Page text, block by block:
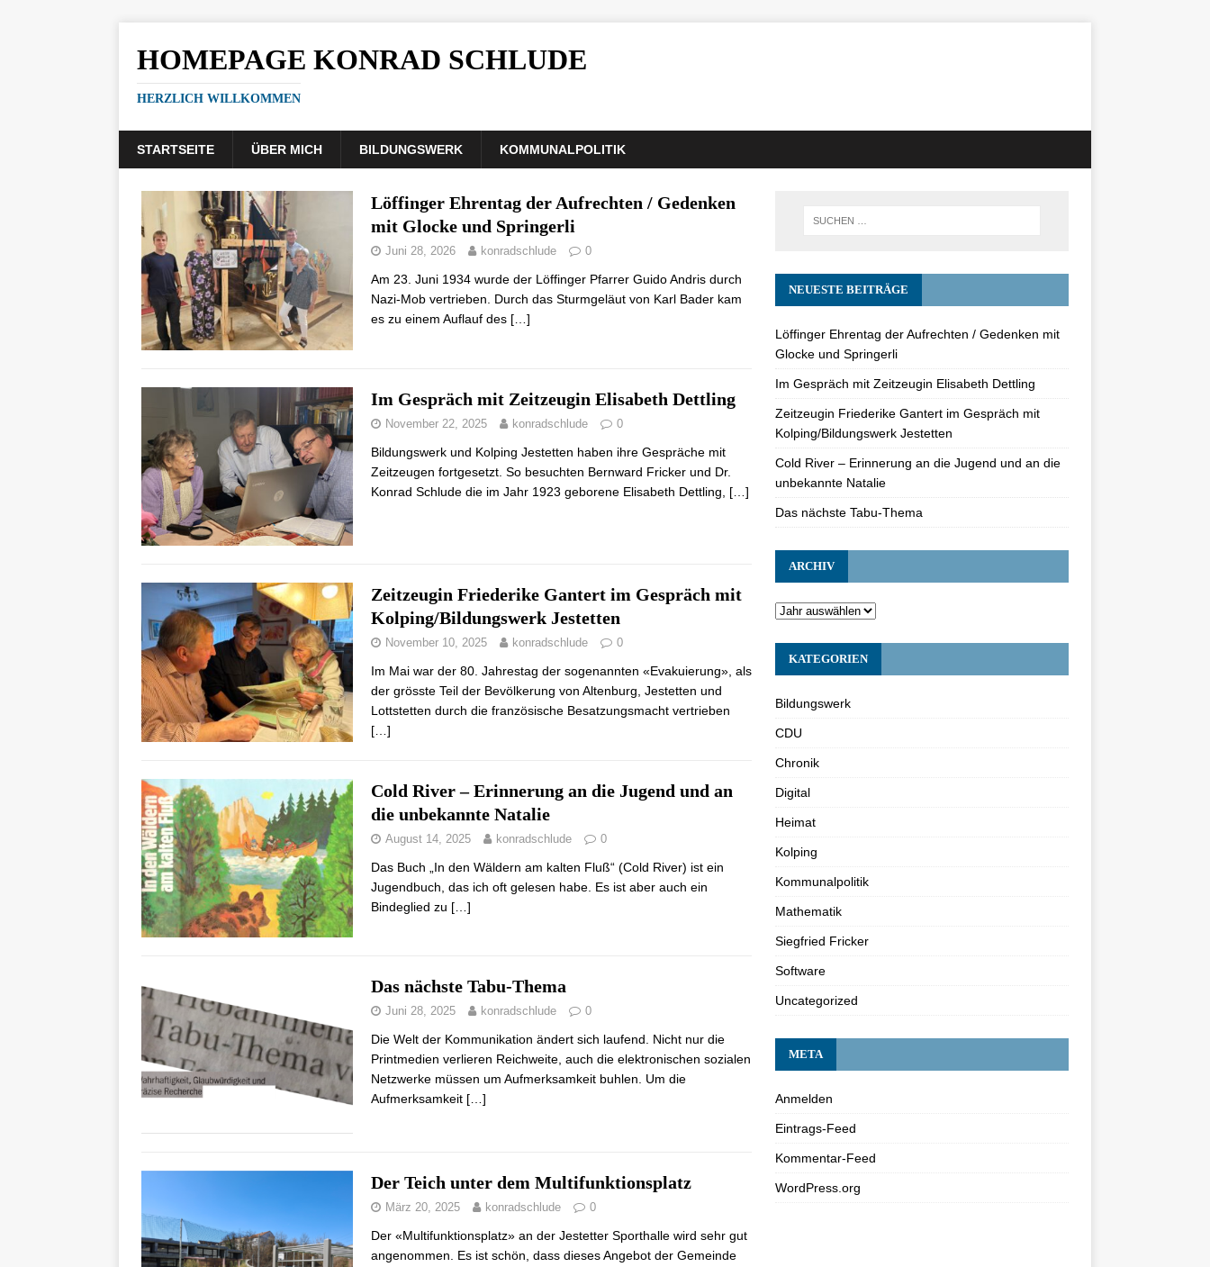
HOMEPAGE KONRAD SCHLUDE
HERZLICH WILLKOMMEN
STARTSEITE ÜBER MICH BILDUNGSWERK KOMMUNALPOLITIK
Löffinger Ehrentag der Aufrechten / Gedenken
mit Glocke und Springerli
Juni 28, 2026 konradschlude 0
Am 23. Juni 1934 wurde der Löffinger Pfarrer Guido Andris durch
Nazi-Mob vertrieben. Durch das Sturmgeläut von Karl Bader kam
es zu einem Auflauf des […]
Im Gespräch mit Zeitzeugin Elisabeth Dettling
November 22, 2025 konradschlude 0
Bildungswerk und Kolping Jestetten haben ihre Gespräche mit
Zeitzeugen fortgesetzt. So besuchten Bernward Fricker und Dr.
Konrad Schlude die im Jahr 1923 geborene Elisabeth Dettling, […]
Zeitzeugin Friederike Gantert im Gespräch mit
Kolping/Bildungswerk Jestetten
November 10, 2025 konradschlude 0
Im Mai war der 80. Jahrestag der sogenannten «Evakuierung», als
der grösste Teil der Bevölkerung von Altenburg, Jestetten und
Lottstetten durch die französische Besatzungsmacht vertrieben
[…]
Cold River – Erinnerung an die Jugend und an
die unbekannte Natalie
August 14, 2025 konradschlude 0
Das Buch „In den Wäldern am kalten Fluß“ (Cold River) ist ein
Jugendbuch, das ich oft gelesen habe. Es ist aber auch ein
Bindeglied zu […]
Das nächste Tabu-Thema
Juni 28, 2025 konradschlude 0
Die Welt der Kommunikation ändert sich laufend. Nicht nur die
Printmedien verlieren Reichweite, auch die elektronischen sozialen
Netzwerke müssen um Aufmerksamkeit buhlen. Um die
Aufmerksamkeit […]
Der Teich unter dem Multifunktionsplatz
März 20, 2025 konradschlude 0
Der «Multifunktionsplatz» an der Jestetter Sporthalle wird sehr gut
angenommen. Es ist schön, dass dieses Angebot der Gemeinde
NEUESTE BEITRÄGE
Löffinger Ehrentag der Aufrechten / Gedenken mit
Glocke und Springerli
Im Gespräch mit Zeitzeugin Elisabeth Dettling
Zeitzeugin Friederike Gantert im Gespräch mit
Kolping/Bildungswerk Jestetten
Cold River – Erinnerung an die Jugend und an die
unbekannte Natalie
Das nächste Tabu-Thema
ARCHIV
KATEGORIEN
Bildungswerk
CDU
Chronik
Digital
Heimat
Kolping
Kommunalpolitik
Mathematik
Siegfried Fricker
Software
Uncategorized
META
Anmelden
Eintrags-Feed
Kommentar-Feed
WordPress.org